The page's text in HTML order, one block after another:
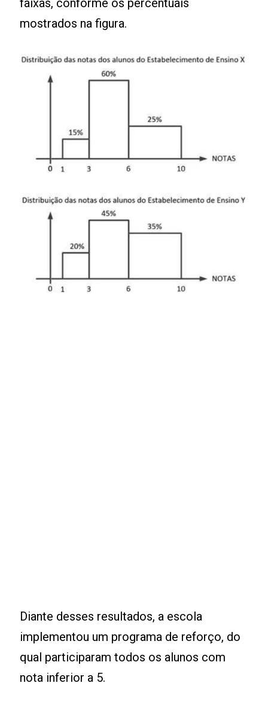
faixas, conforme os percentuais
mostrados na figura.
Diante desses resultados, a escola
implementou um programa de reforço, do
qual participaram todos os alunos com
nota inferior a 5.